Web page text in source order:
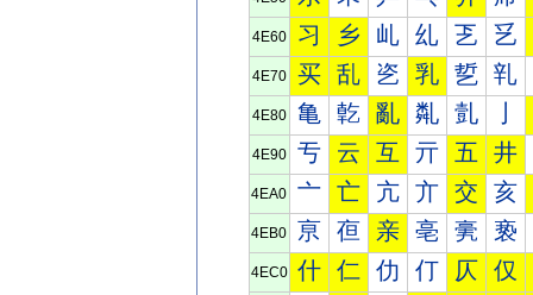
4E60 习 乡 乢 乣 乤 乥
4E70 买 乱 乲 乳 乴 乵
4E80 亀 亁 亂 亃 亄
4E90 亐 云 互 亓 五 井
4EA0 亠 亡 亢 亣 交 亥
4EB0 亰 亱 亲 亳 亴 亵
4EC0 什 仁 仂 仃 仄 仅